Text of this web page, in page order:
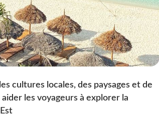
cultures locales, des paysages et de
les voyageurs à explorer la